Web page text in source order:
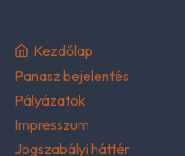
Kezdőlap
Panasz bejelentés
Pályázatok
Impresszum
Jogszabályi háttér